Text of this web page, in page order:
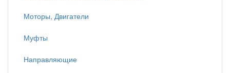
Моторы, Двигатели
Муфты
Направляющие